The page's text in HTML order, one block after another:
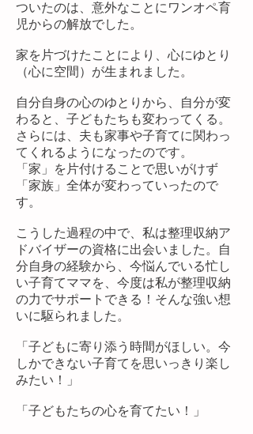
ついたのは、意外なことにワンオペ育
児からの解放でした。
家を片づけたことにより、心にゆとり
（心に空間）が生まれました。
自分自身の心のゆとりから、自分が変
わると、子どもたちも変わってくる。
さらには、夫も家事や子育てに関わっ
てくれるようになったのです。
「家」を片付けることで思いがけず
「家族」全体が変わっていったので
す。
こうした過程の中で、私は整理収納ア
ドバイザーの資格に出会いました。自
分自身の経験から、今悩んでいる忙し
い子育てママを、今度は私が整理収納
の力でサポートできる！そんな強い想
いに駆られました。
「子どもに寄り添う時間がほしい。今
しかできない子育てを思いっきり楽し
みたい！」
「子どもたちの心を育てたい！」